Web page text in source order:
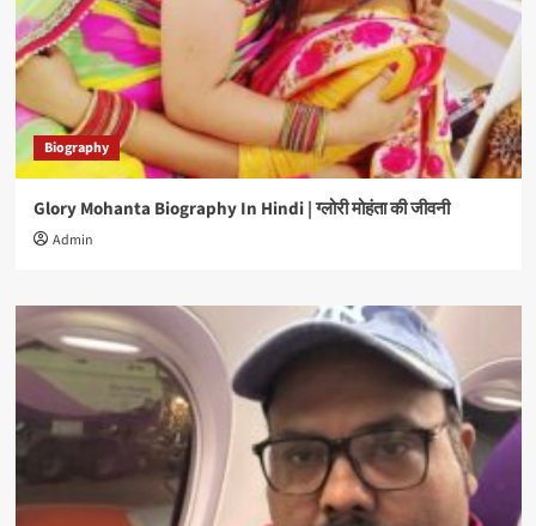
Biography
Glory Mohanta Biography In Hindi | ग्लोरी मोहंता की जीवनी
Admin